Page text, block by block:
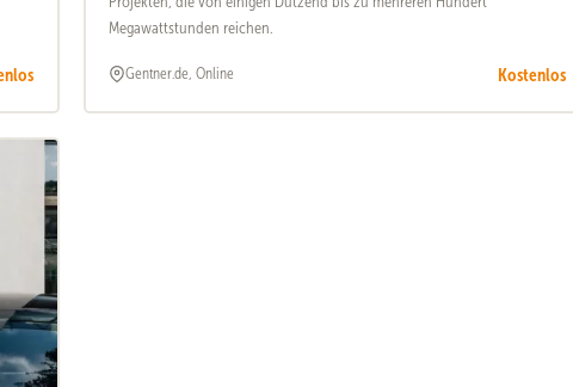
Megawattstunden reichen.
Gentner.de, Online Kostenlos